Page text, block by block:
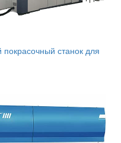
покрасочный станок для